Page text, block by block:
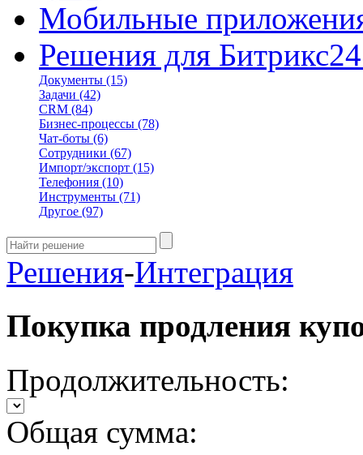
Мобильные
Решения для Битрикс24
Документы (15)
Задачи (42)
CRM (84)
Бизнес-процессы (78)
Чат-боты (6)
Сотрудники (67)
Импорт/экспорт (15)
Телефония (10)
Инструменты (71)
Другое (97)
Решения-Интеграция
Покупка продления
Продолжительность:
Общая сумма: